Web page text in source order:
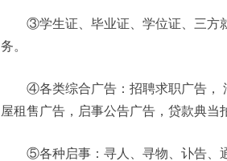
③学生证、毕业证、学位证、三方
务。
④各类综合广告：招聘求职广告，
屋租售广告，启事公告广告，贷款典当
⑤各种启事：寻人、寻物、讣告、